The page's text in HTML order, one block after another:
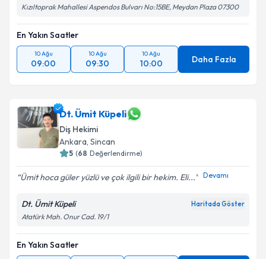
Kızıltoprak Mahallesi Aspendos Bulvarı No:15BE, Meydan Plaza 07300
En Yakın Saatler
10 Ağu
09:00
10 Ağu
09:30
10 Ağu
10:00 Daha Fazla
Dt. Ümit Küpeli
Diş Hekimi
Ankara, Sincan
5 (68 Değerlendirme)
Ümit hoca güler yüzlü ve çok ilgili bir hekim. Eli... Devamı
Dt. Ümit Küpeli Haritada Göster
Atatürk Mah. Onur Cad. 19/1
En Yakın Saatler